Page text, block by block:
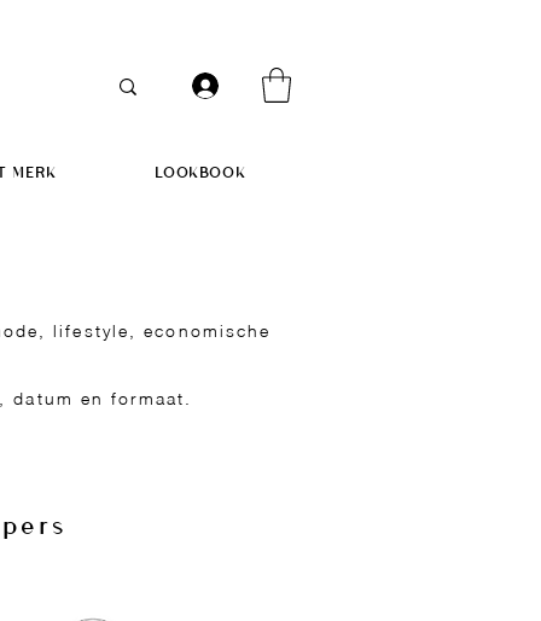
MERK LOOKBOOK
lifestyle, economische
en formaat.